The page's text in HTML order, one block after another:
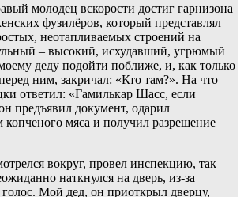
молодец вскорости достиг гарнизона
фузилёров, который представлял
неотапливаемых строений на
– высокий, исхудавший, угрюмый
деду подойти поближе, и, как только
ним, закричал: «Кто там?». На что
ответил: «Гамилькар Шасс, если
предъявил документ, одарил
копченого мяса и получил разрешение
вокруг, провел инспекцию, так
наткнулся на дверь, из-за
голос. Мой дед, он приоткрыл дверцу,